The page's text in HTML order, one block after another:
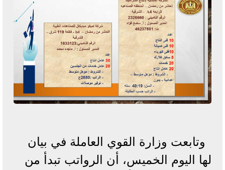
وتابعت وزارة القوي العاملة في بيان
لها اليوم الخميس، أن الرواتب تبدأ من